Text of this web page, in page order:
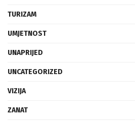
TURIZAM
UMJETNOST
UNAPRIJED
UNCATEGORIZED
VIZIJA
ZANAT